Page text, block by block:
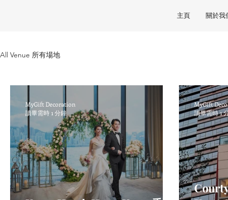
主頁 關於我
All Venue 所有場地
MyGift Decoration
讀畢需時 1 分鐘
MyGift
讀畢需時 1